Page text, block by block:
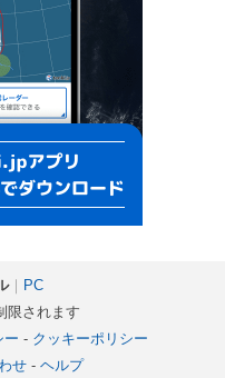
｜ PC
限されます
ー - クッキーポリシー
せ- ヘルプ